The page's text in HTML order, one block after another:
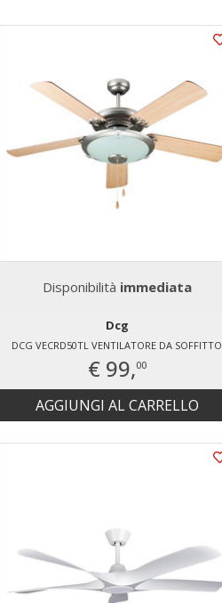
Disponibilità immediata
Dcg
DCG VECRD50TL VENTILATORE DA SOFFITTO
€ 99,00
AGGIUNGI AL CARRELLO